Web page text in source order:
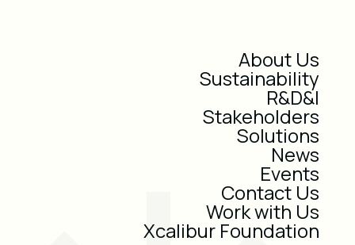
About Us
Sustainability
R&D&I
Stakeholders
Solutions
News
Events
Contact Us
Work with Us
Xcalibur Foundation